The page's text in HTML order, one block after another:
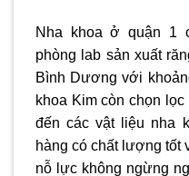
Nha khoa ở quận 1
phòng lab sản xuất
Bình Dương với
khoa Kim còn chọn
đến các vật liệu nha
hàng có chất lượng tốt
nỗ lực không ngừng